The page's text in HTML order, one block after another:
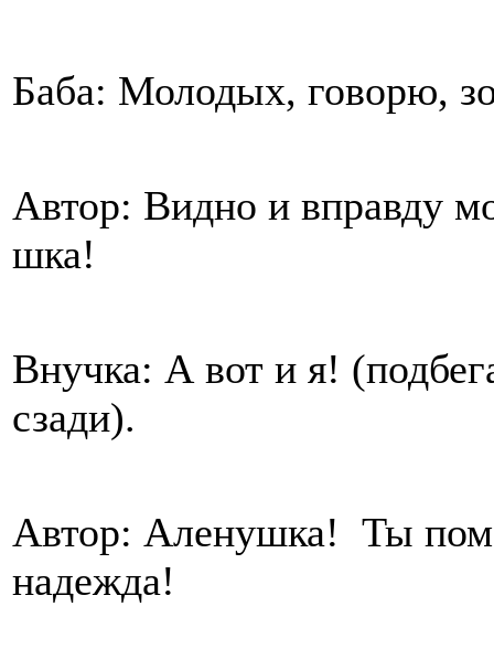
Баба: Молодых, говорю,
Автор: Видно и вправду
шка!
Внучка: А вот и я!
сзади).
Автор: Аленушка! Ты
надежда!